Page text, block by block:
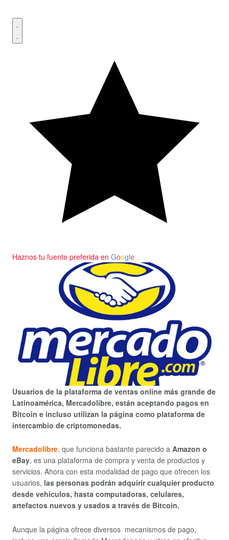
Haznos tu fuente preferida en Google
Usuarios de la plataforma de ventas online más grande de
Latinoamérica, Mercadolibre, están aceptando pagos en
Bitcoin e incluso utilizan la página como plataforma de
intercambio de criptomonedas.
Mercadolibre, que funciona bastante parecido a Amazon o
eBay, es una plataforma de compra y venta de productos y
servicios. Ahora con esta modalidad de pago que ofrecen los
usuarios, las personas podrán adquirir cualquier producto
desde vehículos, hasta computadoras, celulares,
artefactos nuevos y usados a través de Bitcoin.
Aunque la página ofrece diversos mecanismos de pago,